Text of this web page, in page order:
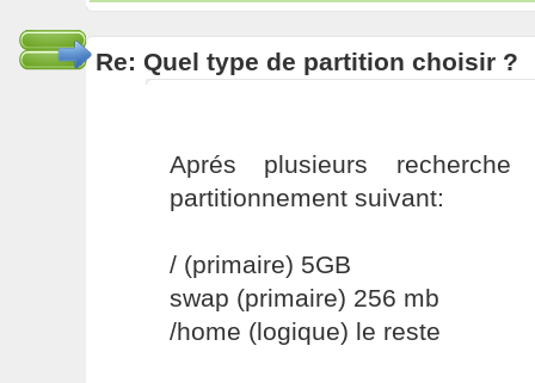
Re: Quel type de partition choisir ?
Aprés plusieurs
partitionnement suivant:
/ (primaire) 5GB
swap (primaire) 256 mb
/home (logique) le reste